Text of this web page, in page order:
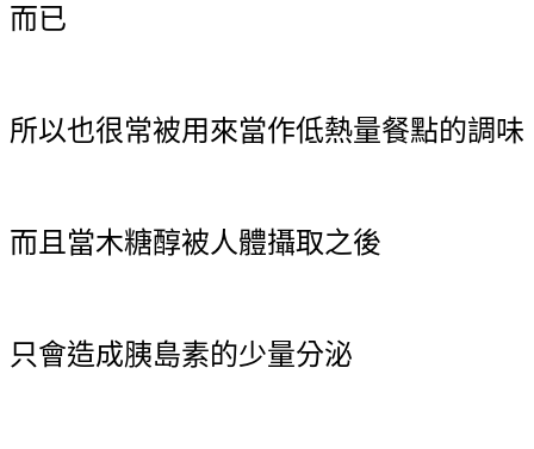
而已
所以也很常被用來當作低熱量餐點的調味
而且當木糖醇被人體攝取之後
只會造成胰島素的少量分泌